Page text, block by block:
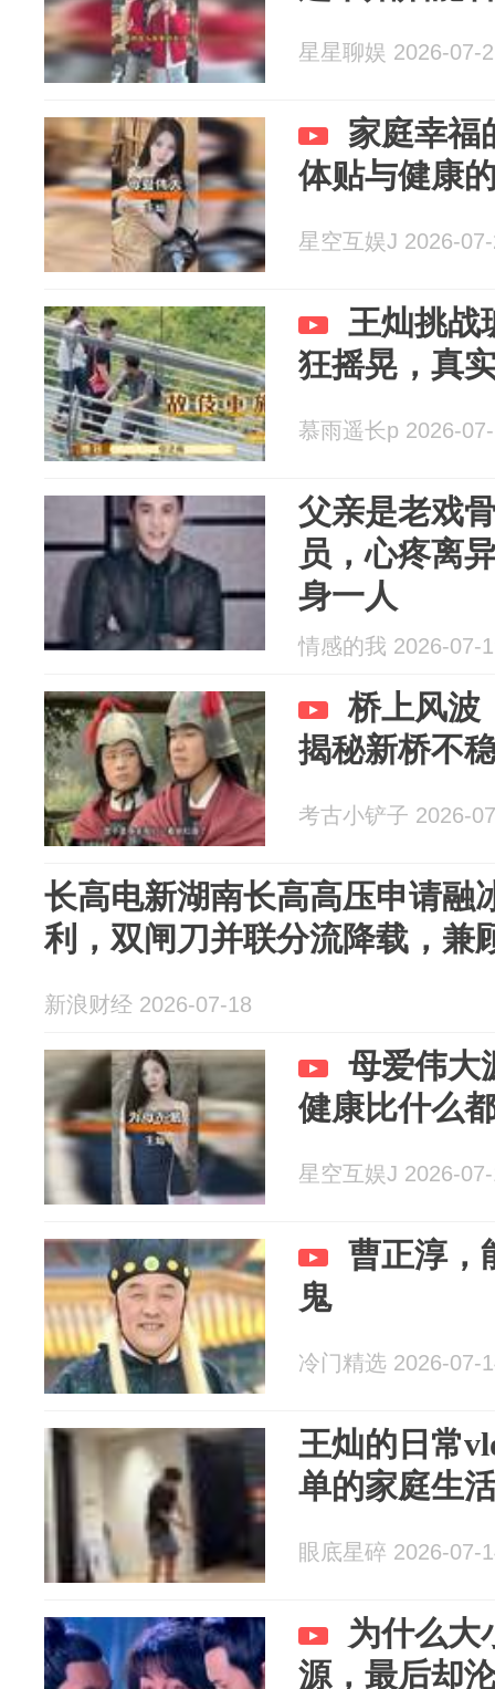
星星聊娱 2026-07-
家庭幸福
体贴与健康
星空互娱J 2026-
王灿挑战
狂摇晃，真
慕雨遥长p 2026-
父亲是老戏
员，心疼离
身一人
情感的我 2026-07-
桥上风波
揭秘新桥不
考古小铲子 2026-
长高电新湖南长高高压申请融
利，双闸刀并联分流降载，兼
新浪财经 2026-07-18
母爱伟大
健康比什么
星空互娱J 2026-
曹正淳，
鬼
冷门精选 2026-07-
王灿的日常
单的家庭生
眼底星碎 2026-07-
为什么大
源，最后却